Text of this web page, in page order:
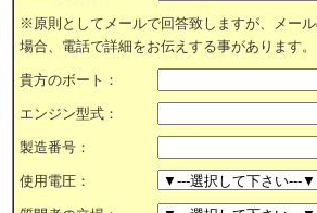
※原則としてメールで回答致しますが、メー
場合、電話で詳細をお伝えする事があります。
貴方のボート：
エンジン型式：
製造番号：
使用電圧：